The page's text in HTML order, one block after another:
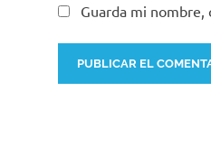
Guarda mi